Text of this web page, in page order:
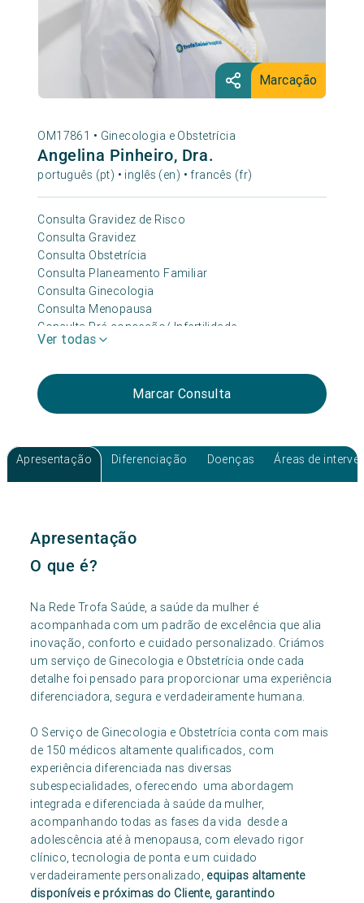
Marcação
OM17861 • Ginecologia e Obstetrícia
Angelina Pinheiro, Dra.
português (pt) • inglês (en) • francês (fr)
Consulta Gravidez de Risco
Consulta Gravidez
Consulta Obstetrícia
Consulta Planeamento Familiar
Consulta Ginecologia
Consulta Menopausa
Consulta Pré-conceção/ Infertilidade
Consulta Mama/senologia
Ver todas
Marcar Consulta
Apresentação Diferenciação Doenças Áreas de
Apresentação
O que é?
Na Rede Trofa Saúde, a saúde da mulher é
acompanhada com um padrão de excelência que alia
inovação, conforto e cuidado personalizado. Criámos
um serviço de Ginecologia e Obstetrícia onde cada
detalhe foi pensado para proporcionar uma experiência
diferenciadora, segura e verdadeiramente humana.
O Serviço de Ginecologia e Obstetrícia conta com mais
de 150 médicos altamente qualificados, com
experiência diferenciada nas diversas
subespecialidades, oferecendo uma abordagem
integrada e diferenciada à saúde da mulher,
acompanhando todas as fases da vida desde a
adolescência até à menopausa, com elevado rigor
clínico, tecnologia de ponta e um cuidado
verdadeiramente personalizado, equipas altamente
disponíveis e próximas do Cliente, garantindo